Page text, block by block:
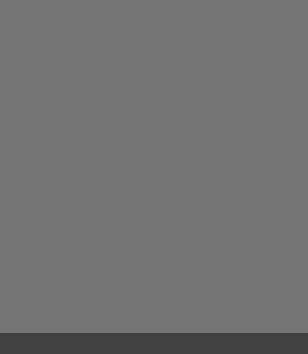
Trier auf YouTube